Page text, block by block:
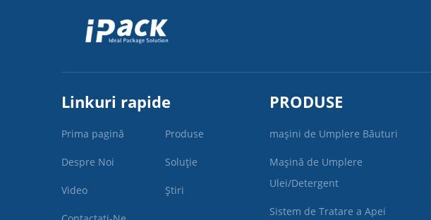
Linkuri rapide
Prima pagină Produse
Despre Noi Soluție
Video Știri
PRODUSE
mașini de Umplere Băuturi
Mașină de Umplere
Ulei/Detergent
Sistem de Tratare a Apei